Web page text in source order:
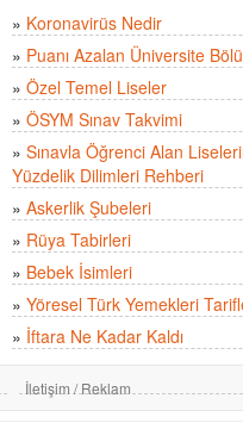
» Koronavirüs Nedir
» Puanı Azalan Üniversite
» Özel Temel Liseler
» ÖSYM Sınav Takvimi
» Sınavla Öğrenci Alan
Yüzdelik Dilimleri Rehberi
» Askerlik Şubeleri
» Rüya Tabirleri
» Bebek İsimleri
» Yöresel Türk Yemekleri
» İftara Ne Kadar Kaldı
İletişim / Reklam